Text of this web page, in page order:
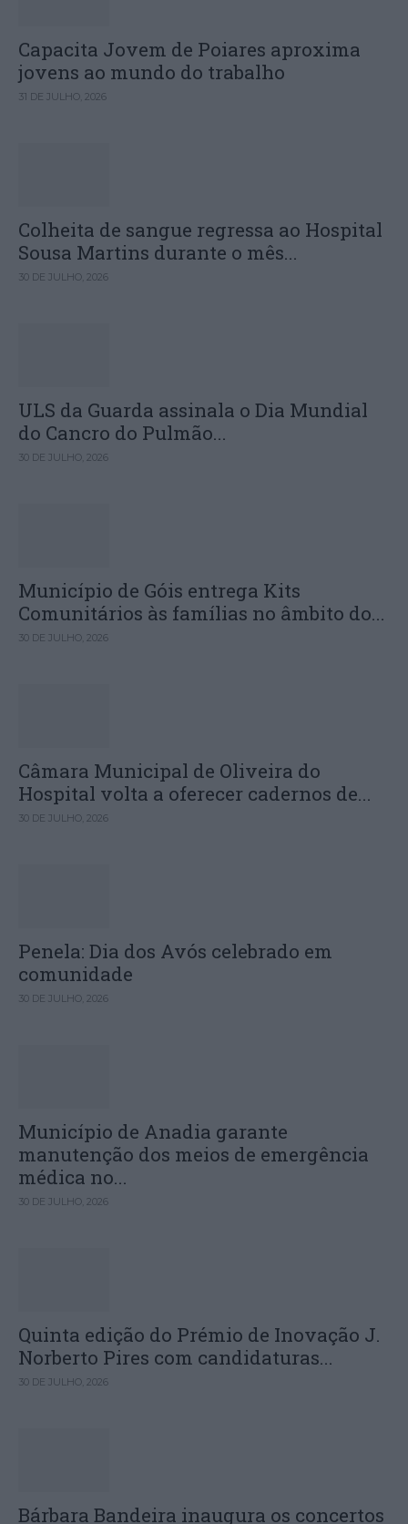
Capacita Jovem de Poiares aproxima
jovens ao mundo do trabalho
31 DE JULHO, 2026
Colheita de sangue regressa ao Hospital
Sousa Martins durante o mês...
30 DE JULHO, 2026
ULS da Guarda assinala o Dia Mundial
do Cancro do Pulmão...
30 DE JULHO, 2026
Município de Góis entrega Kits
Comunitários às famílias no âmbito do...
30 DE JULHO, 2026
Câmara Municipal de Oliveira do
Hospital volta a oferecer cadernos de...
30 DE JULHO, 2026
Penela: Dia dos Avós celebrado em
comunidade
30 DE JULHO, 2026
Município de Anadia garante
manutenção dos meios de emergência
médica no...
30 DE JULHO, 2026
Quinta edição do Prémio de Inovação J.
Norberto Pires com candidaturas...
30 DE JULHO, 2026
Bárbara Bandeira inaugura os concertos